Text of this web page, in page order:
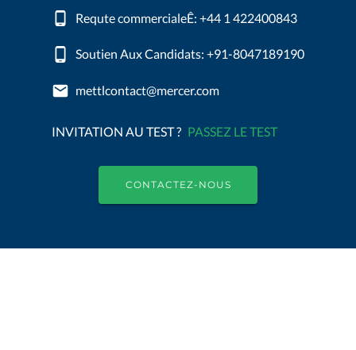
Requte commercialeÊ: +44 1 422400843
Soutien Aux Candidats: +91-8047189190
mettlcontact@mercer.com
INVITATION AU TEST ? PASSEZ LE TEST
CONTACTEZ-NOUS